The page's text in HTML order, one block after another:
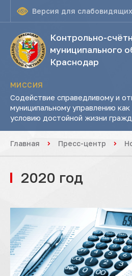
Версия для слабовидящих
Контрольно-
муниципального
Краснодар
МИССИЯ
Содействие справедливому и
муниципальному управлению
условию достойной жизни
Главная Пресс-центр
2020 год